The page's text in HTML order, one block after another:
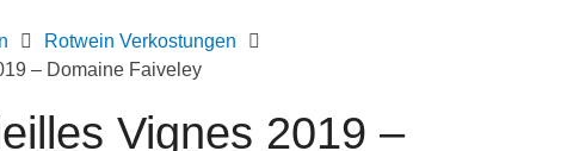
Rotwein Verkostungen
– Domaine Faiveley
Vignes 2019 –